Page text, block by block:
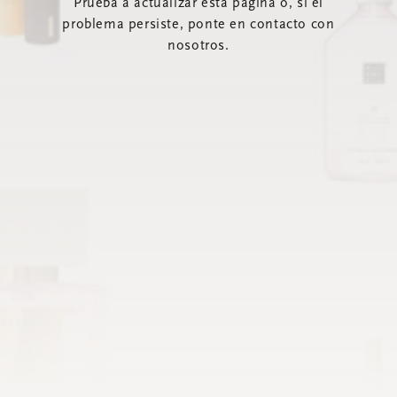
Prueba a actualizar esta página o, si el
problema persiste, ponte en contacto con
nosotros.